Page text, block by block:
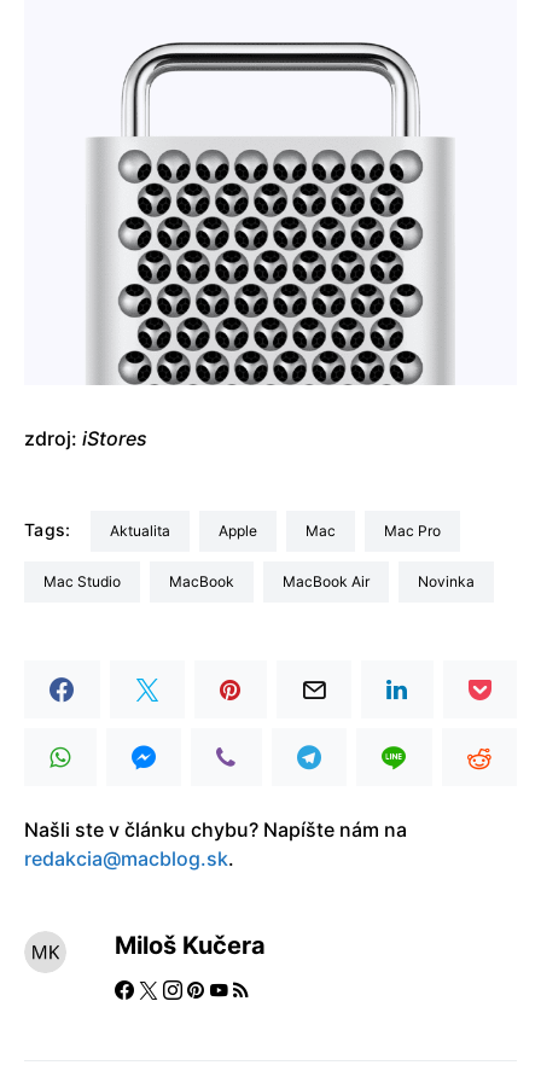
zdroj: iStores
Tags: aktualita Apple Mac Mac Pro
Mac Studio MacBook MacBook Air Novinka
Našli ste v článku chybu? Napíšte nám na
redakcia@macblog.sk.
Miloš Kučera